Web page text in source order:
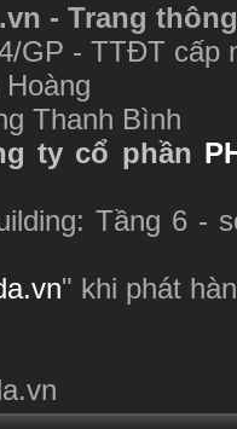
- Trang
GP - TTĐT cấp
Thanh Bình
ty cổ phần
Tầng 6 -
" khi phát